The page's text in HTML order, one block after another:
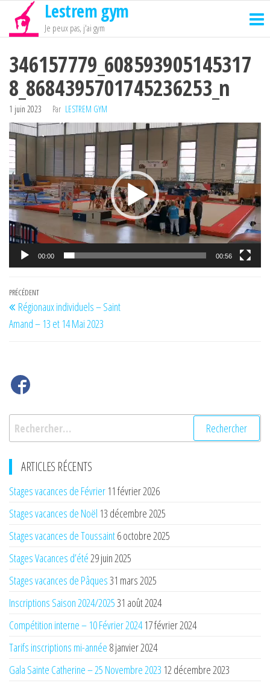
Passer
contenu
Lestrem gym
Je peux pas, j'ai gym
346157779_608593905145317
8_8684395701745236253_n
1 juin 2023 Par LESTREM GYM
Lecteur
vidéo
00:00 00:56
Navigation
de
l’article
Article
précédent
PRÉCÉDENT
Régionaux individuels – Saint
Amand – 13 et 14 Mai 2023
Rechercher :
ARTICLES RÉCENTS
Stages vacances de Février 11 février 2026
Stages vacances de Noël 13 décembre 2025
Stages vacances de Toussaint6 octobre 2025
Stages Vacances d’été29 juin 2025
Stages vacances de Pâques31 mars 2025
Inscriptions Saison 2024/202531 août 2024
Compétition interne – 10 Février 2024 17 février 2024
Tarifs inscriptions mi-année 8 janvier 2024
Gala Sainte Catherine – 25 Novembre 2023 12 décembre 2023